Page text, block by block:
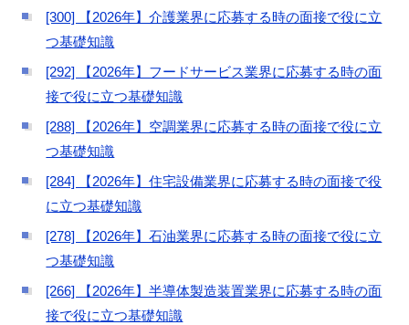
[300] 【2026年】介護業界に応募する時の面接で役に立
つ基礎知識
[292] 【2026年】フードサービス業界に応募する時の面
接で役に立つ基礎知識
[288] 【2026年】空調業界に応募する時の面接で役に立
つ基礎知識
[284] 【2026年】住宅設備業界に応募する時の面接で役
に立つ基礎知識
[278] 【2026年】石油業界に応募する時の面接で役に立
つ基礎知識
[266] 【2026年】半導体製造装置業界に応募する時の面
接で役に立つ基礎知識